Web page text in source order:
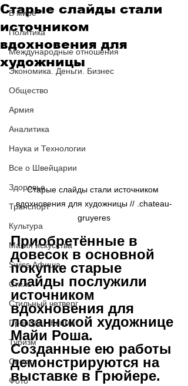
В мире
Политика
Международные отношения
Экономика. Деньги. Бизнес
Общество
Армия
Аналитика
Наука и Технологии
Все о Швейцарии
Здоровье
Транспорт
Культура
Магия искусства
Swiss Афиша
Стиль
Стильный четверг
Природа - Климат
Туризм
Спорт
Фото
Старые слайды стали
источником
вдохновения для
художницы
Старые слайды стали источником
вдохновения для художницы // .chateau-
gruyeres
Приобретённые в
довесок в основной
покупке старые
слайды послужили
источником
вдохновения для
лозаннской художнице
Майи Роша.
Созданные ею работы
демонстрируются на
выставке в Грюйере.